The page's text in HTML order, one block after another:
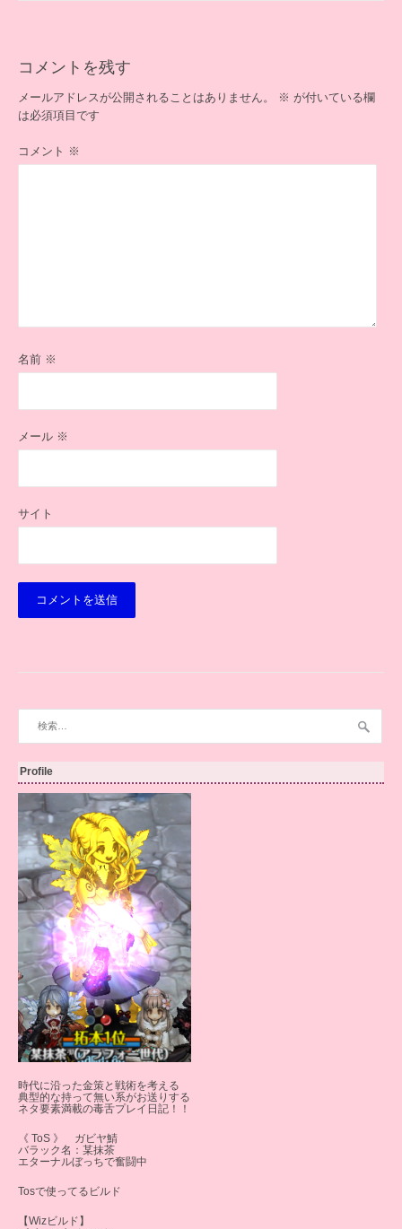
シ
ョ
ン
コメントを残す
メールアドレスが公開されることはありません。 ※ が付いている欄
は必須項目です
コメント ※
名前 ※
メール ※
サイト
Profile
時代に沿った金策と戦術を考える
典型的な持って無い系がお送りする
ネタ要素満載の毒舌プレイ日記！！
《 ToS 》 ガビヤ鯖
バラック名：某抹茶
エターナルぼっちで奮闘中
Tosで使ってるビルド
【Wizビルド】